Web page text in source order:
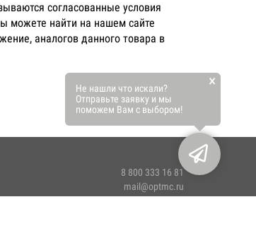
согласованные условия
можете найти на нашем сайте
аналогов данного товара в
8 800 333 16 81
mail@optmc.ru
Не нашли что искали?
Отправьте заявку и мы
поможем Вам с выбором!
×